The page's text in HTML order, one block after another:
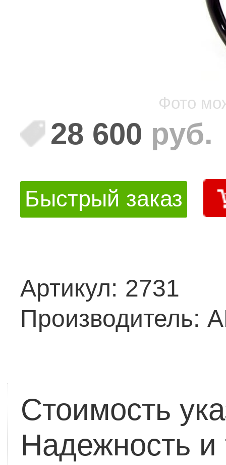
28 600 руб.
Быстрый заказ
Артикул: 2731
Производитель:
Фото
Стоимость
Надежность и